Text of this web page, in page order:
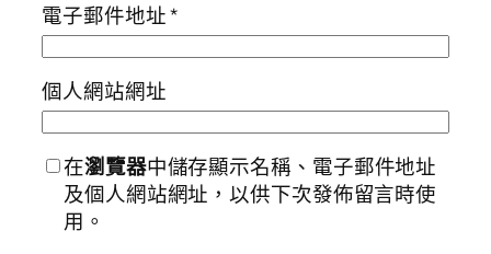
電子郵件地址*
個人網站網址
在瀏覽器中儲存顯示名稱、電子郵件地址
及個人網站網址，以供下次發佈留言時使
用。